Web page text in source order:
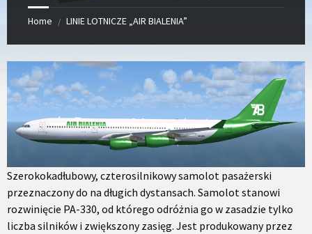
Home / LINIE LOTNICZE „AIR BIALENIA”
Szerokokadłubowy, czterosilnikowy samolot pasażerski
przeznaczony do na długich dystansach. Samolot stanowi
rozwinięcie PA-330, od którego odróżnia go w zasadzie tylko
liczba silników i zwiększony zasięg. Jest produkowany przez